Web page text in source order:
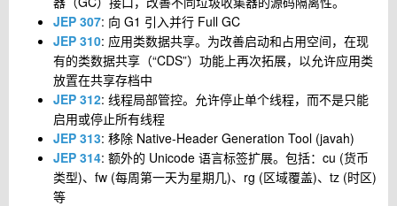
JEP 307: 向 G1 引入并行 Full GC
JEP 310: 应用类数据共享。为改善启动和占用空间，在现
有的类数据共享（“CDS”）功能上再次拓展，以允许应用类
放置在共享存档中
JEP 312: 线程局部管控。允许停止单个线程，而不是只能
启用或停止所有线程
JEP 313: 移除 Native-Header Generation Tool (javah)
JEP 314: 额外的 Unicode 语言标签扩展。包括：cu (货币
类型)、fw (每周第一天为星期几)、rg (区域覆盖)、tz (时区)
等